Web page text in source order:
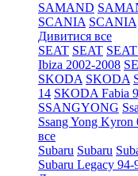
SAMAND
SCANIA SCANIA
Дивитися все
SEAT SEAT
Ibiza 2002-2008
SKODA SKODA
14 SKODA Fabia
SSANGYONG
Ssang Yong Kyron
все
Subaru Subaru
Subaru Legacy 94-